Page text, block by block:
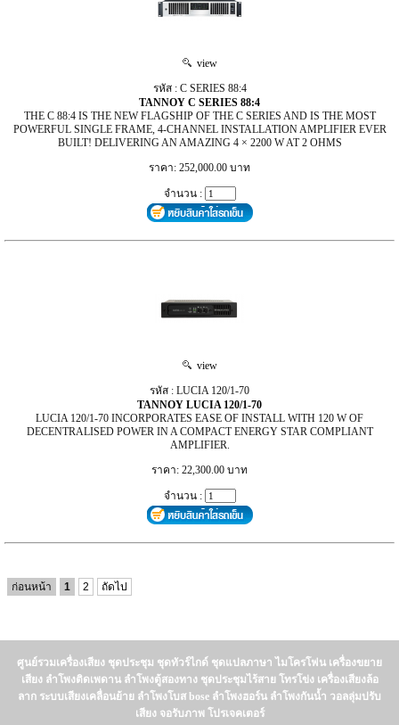
view
รหัส : C SERIES 88:4
TANNOY C SERIES 88:4
THE C 88:4 IS THE NEW FLAGSHIP OF THE C SERIES AND IS THE MOST
POWERFUL SINGLE FRAME, 4-CHANNEL INSTALLATION AMPLIFIER EVER
BUILT! DELIVERING AN AMAZING 4 × 2200 W AT 2 OHMS
ราคา: 252,000.00 บาท
จำนวน :
view
รหัส : LUCIA 120/1-70
TANNOY LUCIA 120/1-70
LUCIA 120/1-70 INCORPORATES EASE OF INSTALL WITH 120 W OF
DECENTRALISED POWER IN A COMPACT ENERGY STAR COMPLIANT
AMPLIFIER.
ราคา: 22,300.00 บาท
จำนวน :
ก่อนหน้า 1 2 ถัดไป
ศูนย์รวมเครื่องเสียง ชุดประชุม ชุดทัวร์ไกด์ ชุดแปลภาษา ไมโครโฟน เครื่องขยาย
เสียง ลำโพงติดเพดาน ลำโพงตู้สองทาง ชุดประชุมไร้สาย โทรโข่ง เครื่องเสียงล้อ
ลาก ระบบเสียงเคลื่อนย้าย ลำโพงโบส bose ลำโพงฮอร์น ลำโพงกันน้ำ วอลลุ่มปรับ
เสียง จอรับภาพ โปรเจคเตอร์